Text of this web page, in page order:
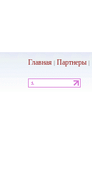
Главная| Партнеры|